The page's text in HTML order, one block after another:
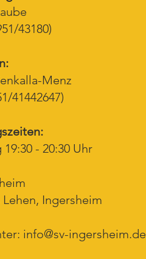
43180)
Menz
41442647)
- 20:30 Uhr
Ingersheim
info@sv-ingersheim.de